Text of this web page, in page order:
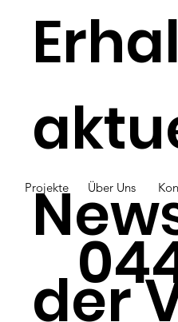
Juli/
der
Projekte Über Uns